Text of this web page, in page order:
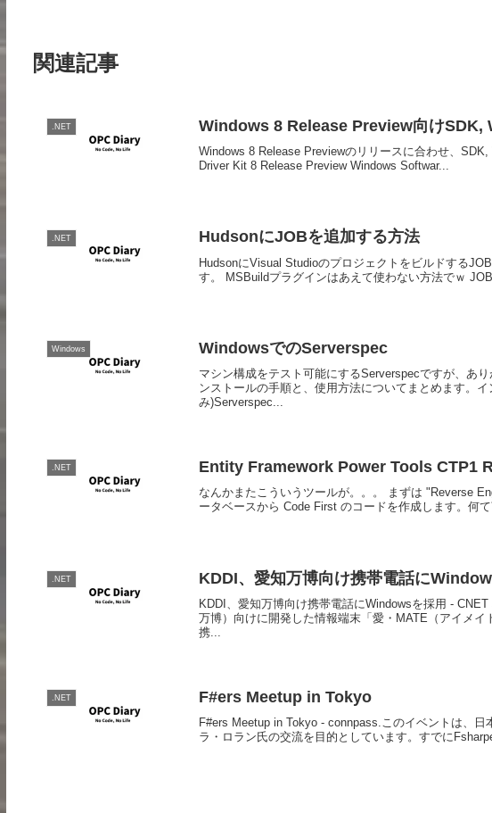
関連記事
.NET Windows 8 Release Preview向けSDK,
Windows 8 Release Previewのリリースに合わせ、
Driver Kit 8 Release Preview Windows Softwar...
.NET HudsonにJOBを追加する方法
HudsonにVisual Studioのプロジェクトをビルドする
す。 MSBuildプラグインはあえて使わない方法でｗ
Windows WindowsでのServerspec
マシン構成をテスト可能にするServerspecですが、あ
ンストールの手順と、使用方法についてまとめます。
み)Serverspec...
.NET Entity Framework Power Tools CTP1
なんかまたこういうツールが。。。 まずは "Reverse
ータベースから Code First のコードを作成します。何
.NET KDDI、愛知万博向け携帯電話に
KDDI、愛知万博向け携帯電話にWindowsを採用 -
万博）向けに開発した情報端末「愛・MATE（アイメ
携...
.NET F#ers Meetup in Tokyo
F#ers Meetup in Tokyo - connpass.このイベントは、
ラ・ロラン氏の交流を目的としています。すでに